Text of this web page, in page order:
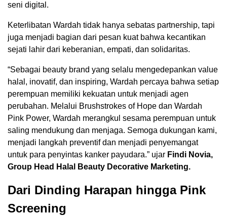
seni digital.
Keterlibatan Wardah tidak hanya sebatas partnership, tapi
juga menjadi bagian dari pesan kuat bahwa kecantikan
sejati lahir dari keberanian, empati, dan solidaritas.
“Sebagai beauty brand yang selalu mengedepankan value
halal, inovatif, dan inspiring, Wardah percaya bahwa setiap
perempuan memiliki kekuatan untuk menjadi agen
perubahan. Melalui Brushstrokes of Hope dan Wardah
Pink Power, Wardah merangkul sesama perempuan untuk
saling mendukung dan menjaga. Semoga dukungan kami,
menjadi langkah preventif dan menjadi penyemangat
untuk para penyintas kanker payudara.” ujar Findi Novia,
Group Head Halal Beauty Decorative Marketing.
Dari Dinding Harapan hingga Pink
Screening